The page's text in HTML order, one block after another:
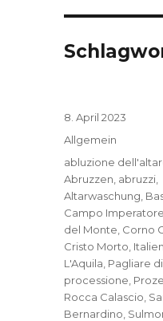
Veröffentlicht
am
8. April 2023
Kategorien
Allgemein
Schlagwörter
abluzione
Abruzzen abruzzi
Altarwaschung
Campo Imperatore
del Monte Corno
Cristo Morto
L'Aquila Pagliare
processione
Rocca Calascio
Bernardino